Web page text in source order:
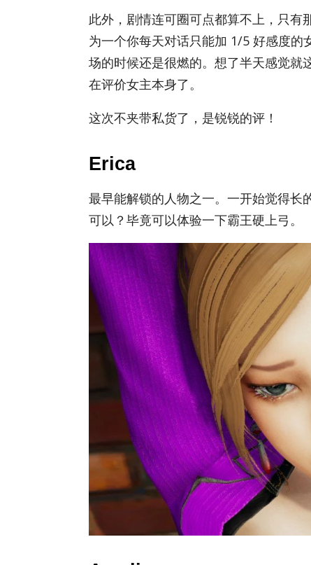
此外，剧情连可圈可点都算不上，只
为一个你每天对话只能加 1/​5 好感度
场的时候还是很燃的。想了半天感觉就
在评价女主本身了。
这次不夹带私货了，是锐锐的评！
Erica
最早能解锁的人物之一。一开始觉得长
可以？毕竟可以体验一下霸王硬上弓。